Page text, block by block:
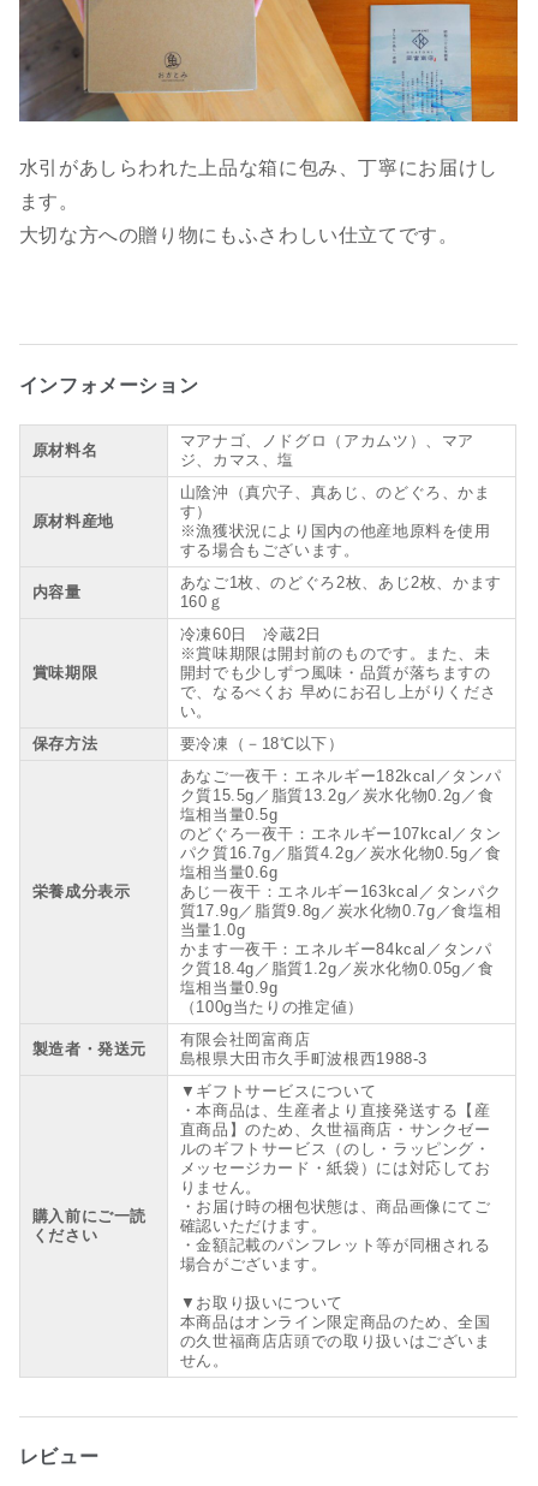
水引があしらわれた上品な箱に包み、丁寧にお届けし
ます。
大切な方への贈り物にもふさわしい仕立てです。
インフォメーション
原材料名
マアナゴ、ノドグロ（アカムツ）、マア
ジ、カマス、塩
原材料産地
山陰沖（真穴子、真あじ、のどぐろ、かま
す）
※漁獲状況により国内の他産地原料を使用
する場合もございます。
内容量
あなご1枚、のどぐろ2枚、あじ2枚、かます
160ｇ
賞味期限
冷凍60日 冷蔵2日
※賞味期限は開封前のものです。また、未
開封でも少しずつ風味・品質が落ちますの
で、なるべくお 早めにお召し上がりくださ
い。
保存方法
要冷凍（－18℃以下）
栄養成分表示
あなご一夜干：エネルギー182kcal／タンパ
ク質15.5g／脂質13.2g／炭水化物0.2g／食
塩相当量0.5g
のどぐろ一夜干：エネルギー107kcal／タン
パク質16.7g／脂質4.2g／炭水化物0.5g／食
塩相当量0.6g
あじ一夜干：エネルギー163kcal／タンパク
質17.9g／脂質9.8g／炭水化物0.7g／食塩相
当量1.0g
かます一夜干：エネルギー84kcal／タンパ
ク質18.4g／脂質1.2g／炭水化物0.05g／食
塩相当量0.9g
（100g当たりの推定値）
製造者・発送元
有限会社岡富商店
島根県大田市久手町波根西1988-3
購入前にご一読
ください
▼ギフトサービスについて
・本商品は、生産者より直接発送する【産
直商品】のため、久世福商店・サンクゼー
ルのギフトサービス（のし・ラッピング・
メッセージカード・紙袋）には対応してお
りません。
・お届け時の梱包状態は、商品画像にてご
確認いただけます。
・金額記載のパンフレット等が同梱される
場合がございます。
▼お取り扱いについて
本商品はオンライン限定商品のため、全国
の久世福商店店頭での取り扱いはございま
せん。
レビュー